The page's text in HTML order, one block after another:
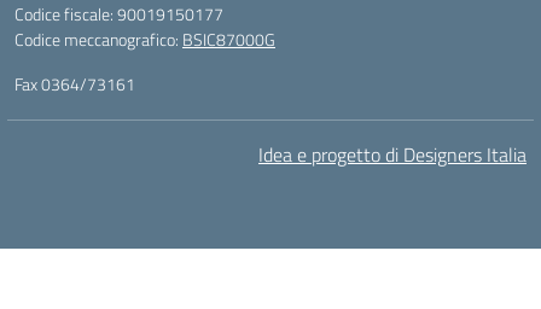
Codice fiscale: 90019150177
Codice meccanografico: BSIC87000G
Fax 0364/73161
Idea e progetto di Designers Italia